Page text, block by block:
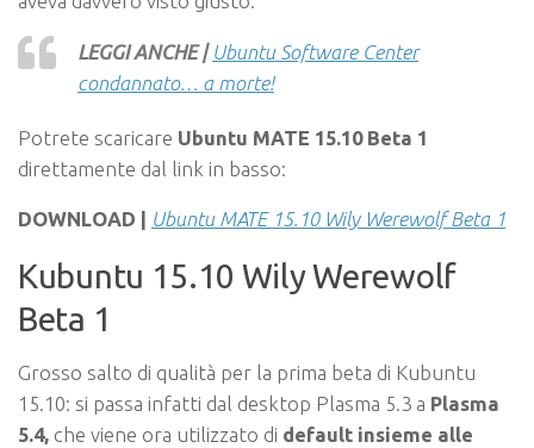
LEGGI ANCHE | Ubuntu Software Center
condannato… a morte!
Potrete scaricare Ubuntu MATE 15.10 Beta 1
direttamente dal link in basso:
DOWNLOAD | Ubuntu MATE 15.10 Wily Werewolf Beta 1
Kubuntu 15.10 Wily Werewolf
Beta 1
Grosso salto di qualità per la prima beta di Kubuntu
15.10: si passa infatti dal desktop Plasma 5.3 a Plasma
5.4, che viene ora utilizzato di default insieme alle